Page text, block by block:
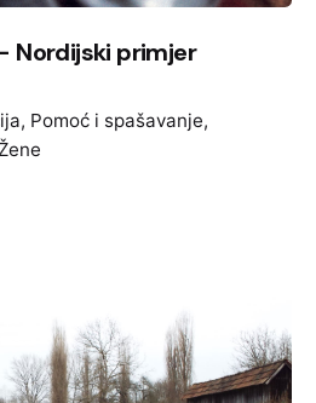
Nordijski primjer
Pomoć i spašavanje